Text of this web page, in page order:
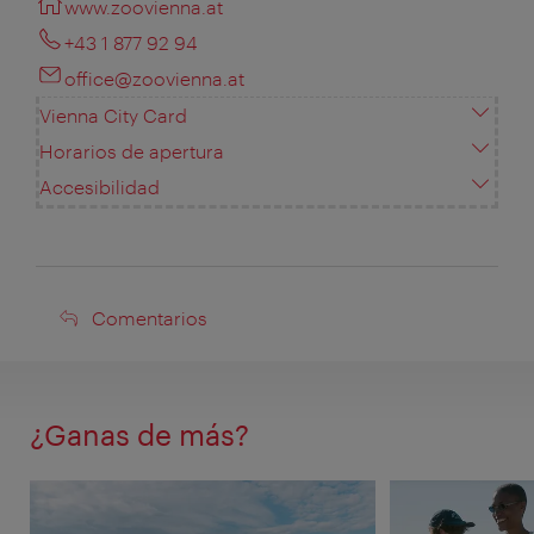
www.zoovienna.at
+43 1 877 92 94
office@zoovienna.at
Vienna City Card
Horarios de apertura
Accesibilidad
Comentarios
Comentarios
¿Ganas de más?